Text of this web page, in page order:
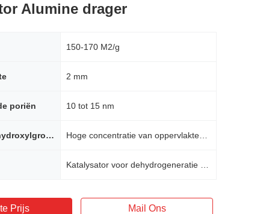
Alumine drager
150-170 M2/g
2 mm
poriën 10 tot 15 nm
Oppervlaktehydroxylgroepen
Prijs Mail Ons